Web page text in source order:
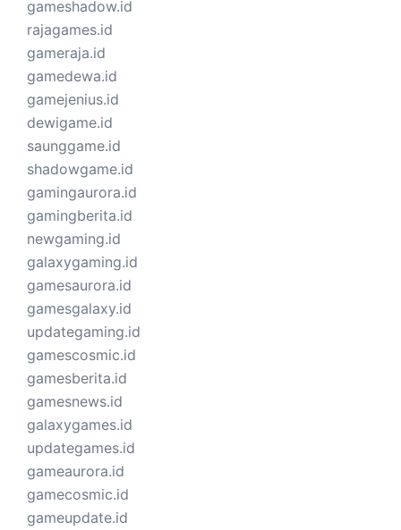
gameshadow.id
rajagames.id
gameraja.id
gamedewa.id
gamejenius.id
dewigame.id
saunggame.id
shadowgame.id
gamingaurora.id
gamingberita.id
newgaming.id
galaxygaming.id
gamesaurora.id
gamesgalaxy.id
updategaming.id
gamescosmic.id
gamesberita.id
gamesnews.id
galaxygames.id
updategames.id
gameaurora.id
gamecosmic.id
gameupdate.id